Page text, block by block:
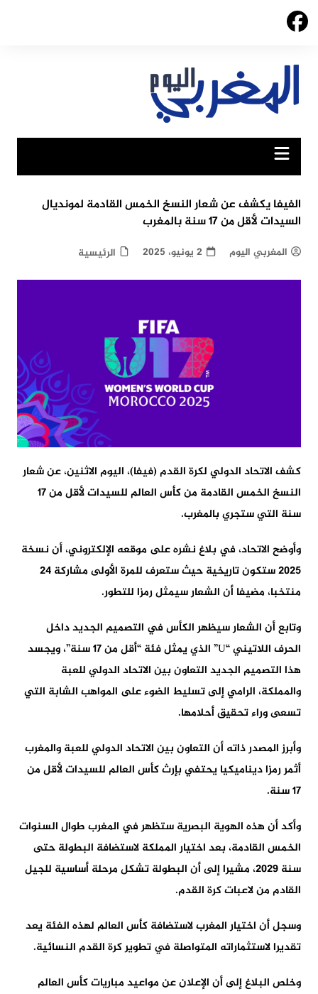
Skip
الفيفا يكشف عن شعار النسخ الخمس القادمة لمونديال
السيدات لأقل من 17 سنة بالمغرب
المغربي اليوم 2 يونيو، 2025 الرئيسية
كشف الاتحاد الدولي لكرة القدم (فيفا)، اليوم الاثنين، عن شعار
النسخ الخمس القادمة من كأس العالم للسيدات لأقل من 17
سنة التي ستجري بالمغرب.
وأوضح الاتحاد، في بلاغ نشره على موقعه الإلكتروني، أن نسخة
2025 ستكون تاريخية حيث ستعرف للمرة الأولى مشاركة 24
منتخبا، مضيفا أن الشعار سيمثل رمزا للتطور.
وتابع أن الشعار سيظهر الكأس في التصميم الجديد داخل
الحرف اللاتيني “U” الذي يمثل فئة “أقل من 17 سنة”، ويجسد
هذا التصميم الجديد التعاون بين الاتحاد الدولي للعبة
والمملكة، الرامي إلى تسليط الضوء على المواهب الشابة التي
تسعى وراء تحقيق أحلامها.
وأبرز المصدر ذاته أن التعاون بين الاتحاد الدولي للعبة والمغرب
أثمر رمزا ديناميكيا يحتفي بإرث كأس العالم للسيدات لأقل من
17 سنة.
وأكد أن هذه الهوية البصرية ستظهر في المغرب طوال السنوات
الخمس القادمة، بعد اختيار المملكة لاستضافة البطولة حتى
سنة 2029، مشيرا إلى أن البطولة تشكل مرحلة أساسية للجيل
القادم من لاعبات كرة القدم.
وسجل أن اختيار المغرب لاستضافة كأس العالم لهذه الفئة يعد
تقديرا لاستثماراته المتواصلة في تطوير كرة القدم النسائية.
وخلص البلاغ إلى أن الإعلان عن مواعيد مباريات كأس العالم